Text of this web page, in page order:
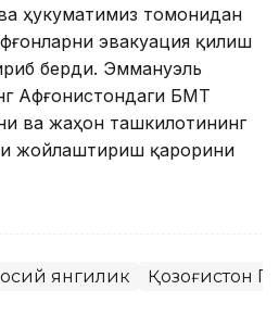
ҳукуматимиз томонидан
эвакуация қилиш
берди. Эммануэль
Афғонистондаги БМТ
ва жаҳон ташкилотининг
жойлаштириш қарорини
янгилик Қозоғистон